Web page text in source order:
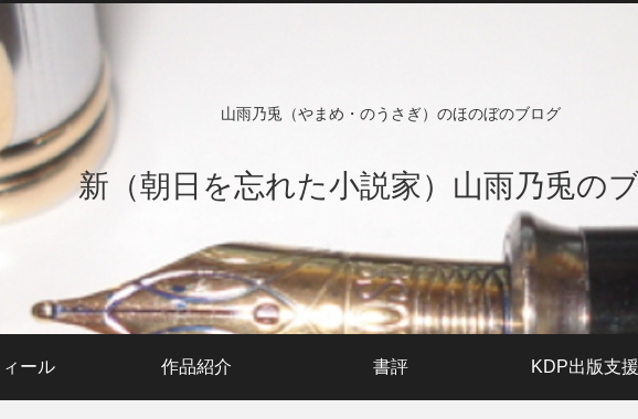
山雨乃兎（やまめ・のうさぎ）のほのぼのブログ
新（朝日を忘れた小説家）山雨乃兎の
ール 作品紹介 書評 KDP出版支援